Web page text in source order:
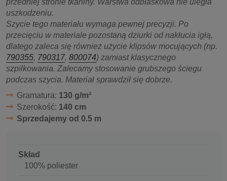
przedniej stronie tkaniny. Warstwa odblaskowa nie uległa
uszkodzeniu.
Szycie tego materiału wymaga pewnej precyzji. Po
przecięciu w materiale pozostaną dziurki od nakłucia igłą,
dlatego zaleca się również użycie klipsów mocujących (np.
790355, 790317, 800074) zamiast klasycznego
szpilkowania. Zalecamy stosowanie grubszego ściegu
podczas szycia. Materiał sprawdził się dobrze.
Gramatura: 130 g/m²
Szerokość: 140 cm
Sprzedajemy od 0.5 m
Skład
100% poliester